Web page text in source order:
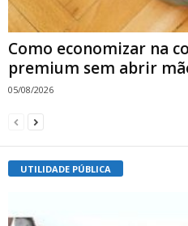
Como economizar na
premium sem abrir
05/08/2026
UTILIDADE PÚBLICA